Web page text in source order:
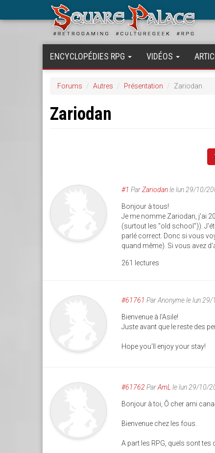
ENCYCLOPÉDIES RPG VIDÉOS
Forums Autres Présentation Zariodan
Zariodan
1
#1 ParZariodanlelun 29/10/
Bonjour à tous!
Je me nomme Zariodan, j'ai
(surtout les "old school")).
parlé correct. Donc si vous
quand même). Si vous avez
261 lectures
#61761 ParAnonymele lun
Bienvenue à l'Asile!
Juste avant que le reste des
Hope you'll enjoy your stay!
#61762 ParAmLle lun 29/10/
Bonjour à toi, Ô cher ami
Bienvenue chez les fous.
A part les RPG, quels sont tes